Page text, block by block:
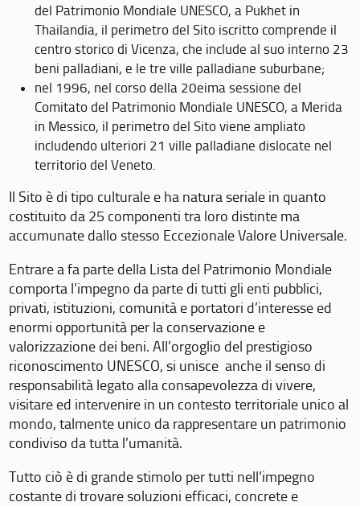
del Patrimonio Mondiale UNESCO, a Pukhet in
Thailandia, il perimetro del Sito iscritto comprende il
centro storico di Vicenza, che include al suo interno 23
beni palladiani, e le tre ville palladiane suburbane;
nel 1996, nel corso della 20eima sessione del
Comitato del Patrimonio Mondiale UNESCO, a Merida
in Messico, il perimetro del Sito viene ampliato
includendo ulteriori 21 ville palladiane dislocate nel
territorio del Veneto.
Il Sito è di tipo culturale e ha natura seriale in quanto
costituito da 25 componenti tra loro distinte ma
accumunate dallo stesso Eccezionale Valore Universale.
Entrare a fa parte della Lista del Patrimonio Mondiale
comporta l’impegno da parte di tutti gli enti pubblici,
privati, istituzioni, comunità e portatori d’interesse ed
enormi opportunità per la conservazione e
valorizzazione dei beni. All’orgoglio del prestigioso
riconoscimento UNESCO, si unisce anche il senso di
responsabilità legato alla consapevolezza di vivere,
visitare ed intervenire in un contesto territoriale unico al
mondo, talmente unico da rappresentare un patrimonio
condiviso da tutta l’umanità.
Tutto ciò è di grande stimolo per tutti nell’impegno
costante di trovare soluzioni efficaci, concrete e